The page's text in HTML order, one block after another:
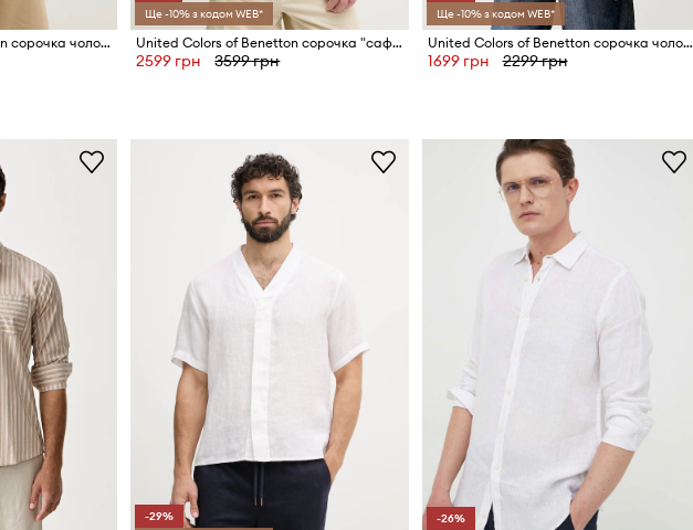
United Colors of Benetton сорочка чоловіча з льоном
Ще -10% з кодом WEB*
United Colors of Benetton сорочка "сафарі" чоловіча бавовняна
2599 грн 3599 грн
Ще -10% з кодом WEB*
United Colors of Benetton сорочка чоловіча з бавовною
1699 грн 2299 грн
-29%
-26%